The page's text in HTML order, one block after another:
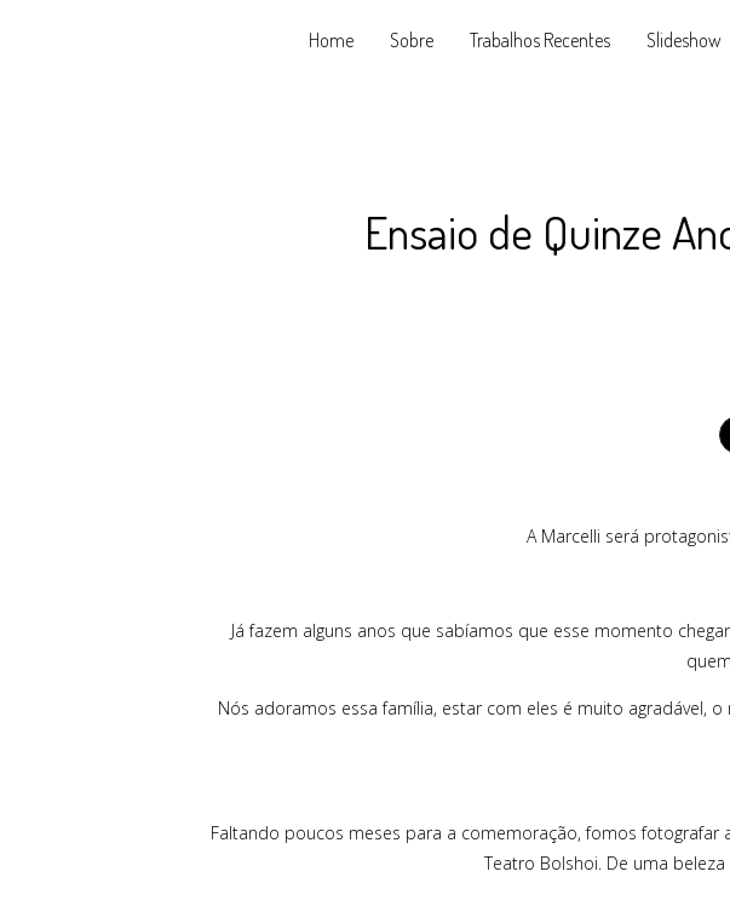
Home Sobre Trabalhos Recentes Slideshow
Ensaio de Quinze
A Marcelli será
Já fazem alguns anos que sabíamos que esse momento
Nós adoramos essa família, estar com eles é muito agradável,
Faltando poucos meses para a comemoração, fomos
Teatro Bolshoi. De uma